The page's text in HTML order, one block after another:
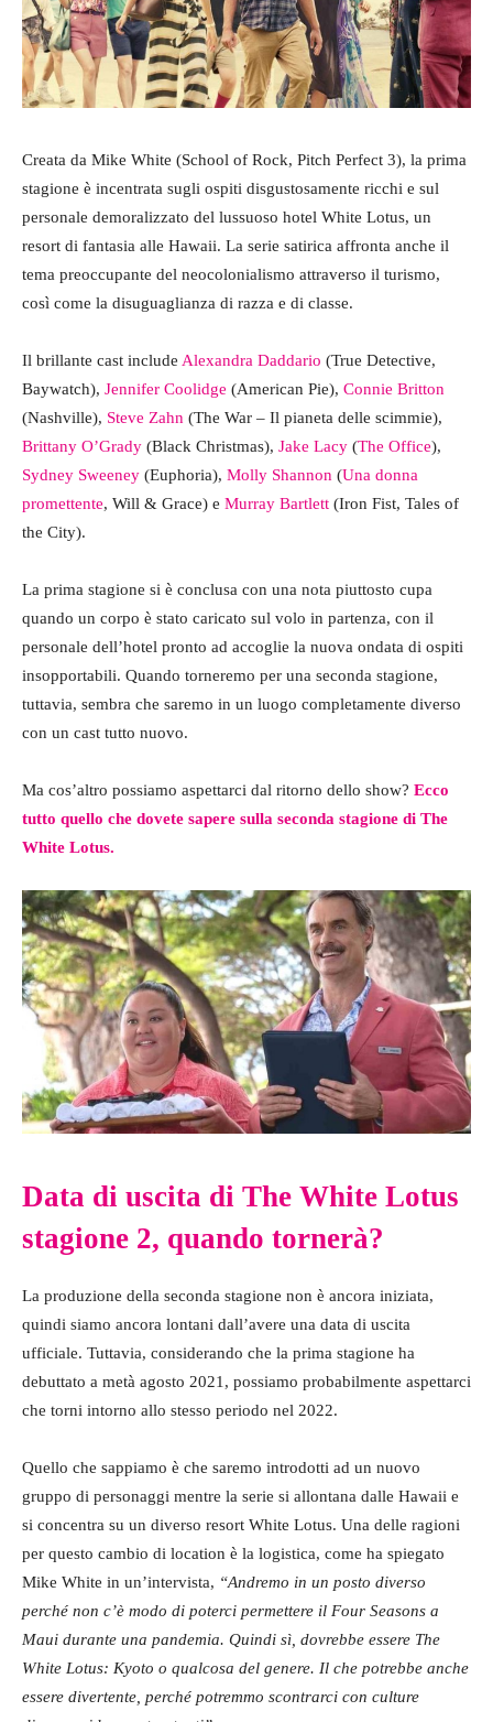
Creata da Mike White (School of Rock, Pitch Perfect 3), la prima
stagione è incentrata sugli ospiti disgustosamente ricchi e sul
personale demoralizzato del lussuoso hotel White Lotus, un
resort di fantasia alle Hawaii. La serie satirica affronta anche il
tema preoccupante del neocolonialismo attraverso il turismo,
così come la disuguaglianza di razza e di classe.
Il brillante cast include Alexandra Daddario (True Detective,
Baywatch), Jennifer Coolidge (American Pie), Connie Britton
(Nashville), Steve Zahn (The War – Il pianeta delle scimmie),
Brittany O’Grady (Black Christmas), Jake Lacy (The Office),
Sydney Sweeney (Euphoria), Molly Shannon (Una donna
promettente, Will & Grace) e Murray Bartlett (Iron Fist, Tales of
the City).
La prima stagione si è conclusa con una nota piuttosto cupa
quando un corpo è stato caricato sul volo in partenza, con il
personale dell’hotel pronto ad accoglie la nuova ondata di ospiti
insopportabili. Quando torneremo per una seconda stagione,
tuttavia, sembra che saremo in un luogo completamente diverso
con un cast tutto nuovo.
Ma cos’altro possiamo aspettarci dal ritorno dello show? Ecco
tutto quello che dovete sapere sulla seconda stagione di The
White Lotus.
Data di uscita di The White Lotus
stagione 2, quando tornerà?
La produzione della seconda stagione non è ancora iniziata,
quindi siamo ancora lontani dall’avere una data di uscita
ufficiale. Tuttavia, considerando che la prima stagione ha
debuttato a metà agosto 2021, possiamo probabilmente aspettarci
che torni intorno allo stesso periodo nel 2022.
Quello che sappiamo è che saremo introdotti ad un nuovo
gruppo di personaggi mentre la serie si allontana dalle Hawaii e
si concentra su un diverso resort White Lotus. Una delle ragioni
per questo cambio di location è la logistica, come ha spiegato
Mike White in un’intervista, “Andremo in un posto diverso
perché non c’è modo di poterci permettere il Four Seasons a
Maui durante una pandemia. Quindi sì, dovrebbe essere The
White Lotus: Kyoto o qualcosa del genere. Il che potrebbe anche
essere divertente, perché potremmo scontrarci con culture